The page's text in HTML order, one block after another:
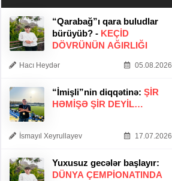
“Qarabağ”ı qara buludlar
bürüyüb? - KEÇID
DÖVRÜNÜN AĞIRLIĞI
Hacı Heydər 05.08.2026
“İmişli”nin diqqətinə: ŞIR
HƏMIŞƏ ŞIR DEYIL…
İsmayıl Xeyrullayev 17.07.2026
Yuxusuz gecələr başlayır:
DÜNYA ÇEMPIONATINDA